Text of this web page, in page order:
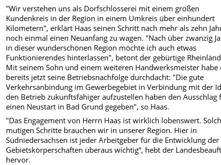
"Wir verstehen uns als Dorfschlosserei mit einem großen
Kundenkreis in der Region in einem Umkreis über einhundert
Kilometern", erklärt Haas seinen Schritt nach mehr als zehn
noch einmal einen Neuanfang zu wagen. "Nach über zwanzig
in dieser wunderschönen Region möchte ich auch etwas
Funktionierendes hinterlassen", betont der gebürtige
Mit seinem Sohn und einem weiteren Handwerksmeister habe
bereits jetzt seine Betriebsnachfolge durchdacht: "Die gute
Verkehrsanbindung im Gewerbegebiet in Verbindung mit der
den Betrieb zukunftsfähiger aufzustellen haben den Ausschlag
einen Neustart in Bad Grund gegeben", so Haas.
"Das Engagement von Herrn Haas ist wirklich lobenswert.
mutigen Schritte brauchen wir in unserer Region. Hier in
Südniedersachsen ist jeder Arbeitgeber für die Entwicklung der
Gebietskörperschaften überaus wichtig“, hebt der
hervor.